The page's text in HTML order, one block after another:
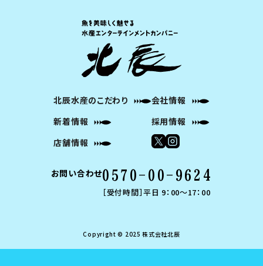
北辰水産のこだわり
新着情報
店舗情報
会社情報
採用情報
お問い合わせ0570-00-9624
［受付時間］平日 9：00～17：00
Copyright © 2025 株式会社北辰